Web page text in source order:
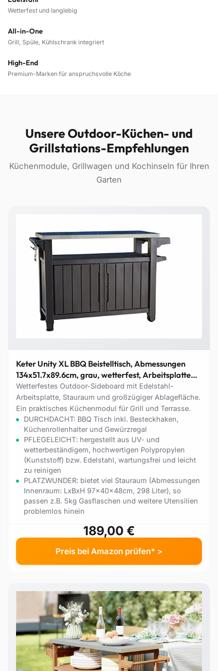
Wetterfest und langlebig
All-in-One
Grill, Spüle, Kühlschrank integriert
High-End
Premium-Marken für anspruchsvolle Köche
Unsere Outdoor-Küchen- und
Grillstations-Empfehlungen
Küchenmodule, Grillwagen und Kochinseln für Ihren
Garten
Keter Unity XL BBQ Beistelltisch, Abmessungen
134x51.7x89.6cm, grau, wetterfest, Arbeitsplatte
aus Edelstahl, Outdoor Sideboard, perfekt für das
Grillen im Frühling
Wetterfestes Outdoor-Sideboard mit Edelstahl-
Arbeitsplatte, Stauraum und großzügiger Ablagefläche.
Ein praktisches Küchenmodul für Grill und Terrasse.
DURCHDACHT: BBQ Tisch inkl. Besteckhaken,
Küchenrollenhalter und Gewürzregal
PFLEGELEICHT: hergestellt aus UV- und
wetterbeständigem, hochwertigen Polypropylen
(Kunststoff) bzw. Edelstahl, wartungsfrei und leicht
zu reinigen
PLATZWUNDER: bietet viel Stauraum (Abmessungen
Innenraum: LxBxH 97x40x48cm, 298 Liter), so
passen z.B. 5kg Gasflaschen und weitere Utensilien
problemlos hinein
189,00 €
Preis bei Amazon prüfen* >